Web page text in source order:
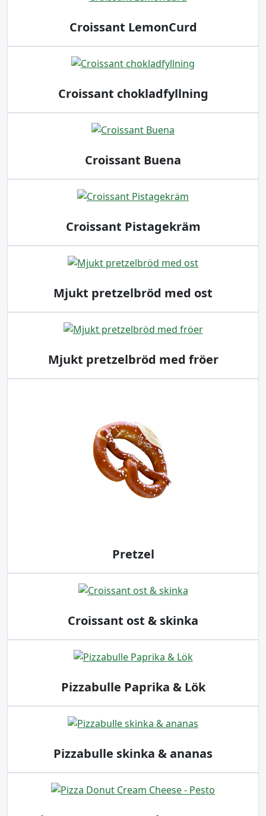
Croissant LemonCurd
Croissant chokladfyllning
Croissant Buena
Croissant Pistagekräm
Mjukt pretzelbröd med ost
Mjukt pretzelbröd med fröer
Pretzel
Croissant ost & skinka
Pizzabulle Paprika & Lök
Pizzabulle skinka & ananas